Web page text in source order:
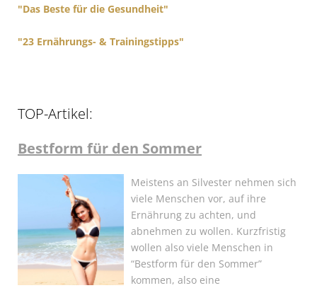
"Das Beste für die Gesundheit"
"23 Ernährungs- & Trainingstipps"
TOP-Artikel:
Bestform für den Sommer
Meistens an Silvester nehmen sich
viele Menschen vor, auf ihre
Ernährung zu achten, und
abnehmen zu wollen. Kurzfristig
wollen also viele Menschen in
“Bestform für den Sommer”
kommen, also eine